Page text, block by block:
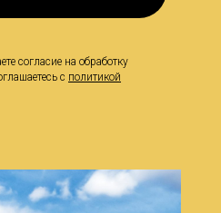
согласие на обработку
c политикой